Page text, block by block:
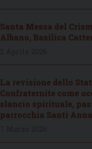
Santa Messa del
Albano, Basilica
La revisione dello
Confraternite come
slancio spirituale,
parrocchia Santi